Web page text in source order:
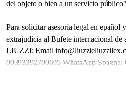
del objeto o bien a un servicio público"
Para solicitar asesoría legal en epañol
extrajudicia al Bufete internacional
LIUZZI: Email
00393392700695 WhatsApp Spagna: